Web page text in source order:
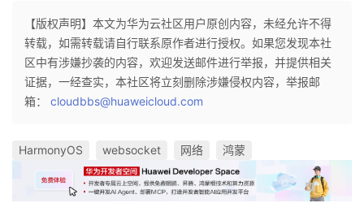
【版权声明】本文为华为云社区用户原创内容，未经允许不得
转载，如需转载请自行联系原作者进行授权。如果您发现本社
区中有涉嫌抄袭的内容，欢迎发送邮件进行举报，并提供相关
证据，一经查实，本社区将立刻删除涉嫌侵权内容，举报邮
箱： cloudbbs@huaweicloud.com
HarmonyOS websocket 网络 鸿蒙